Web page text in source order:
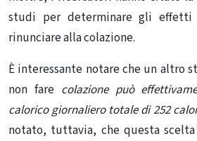
studi per determinare gli
rinunciare alla colazione.
È interessante notare che un altro
non farecolazione può
calorico giornaliero totale di 252
notato, tuttavia, che questa